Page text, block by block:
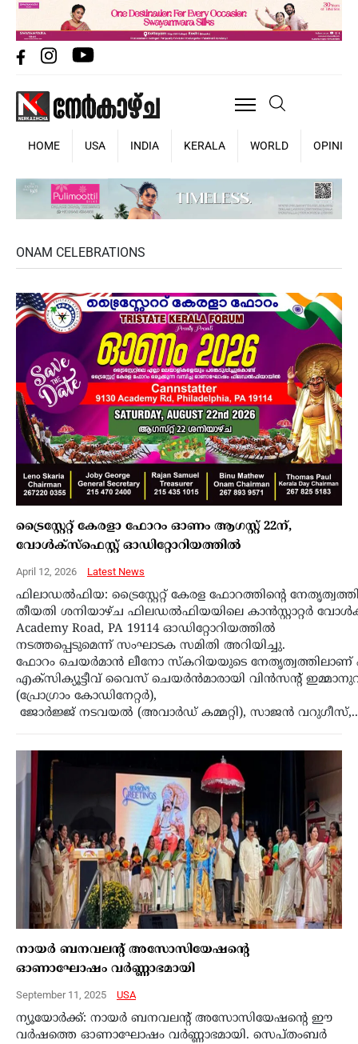
HOME USA INDIA KERALA WORLD OPINION
ONAM CELEBRATIONS
ട്രൈസ്റ്റേറ്റ് കേരളാ ഫോറം ഓണം ആഗസ്റ്റ് 22ന്,
വോൾക്സ്ഫെസ്റ്റ് ഓഡിറ്റോറിയത്തിൽ
April 12, 2026 Latest News
ഫിലാഡൽഫിയ: ട്രൈസ്റ്റേറ്റ് കേരള ഫോറത്തിന്റെ
തീയതി ശനിയാഴ്ച ഫിലഡൽഫിയയിലെ കാൻസ്റ്റാറ്റർ
Academy Road, PA 19114 ഓഡിറ്റോറിയത്തിൽ
നടത്തപ്പെടുമെന്ന് സംഘാടക സമിതി അറിയിച്ചു.
ഫോറം ചെയർമാൻ ലീനോ സ്കറിയയുടെ നേതൃത്വത്തിലാണ്
എക്‌സിക്യൂട്ടീവ് വൈസ് ചെയര്‍ന്‍മാരായി വിന്‍സന്റ്
(പ്രോഗ്രാം കോഡിനേറ്റര്‍),
ജോര്‍ജ്ജ് നടവയല്‍ (അവാര്‍ഡ് കമ്മറ്റി), സാജന്‍
നായർ ബനവലന്റ് അസോസിയേഷന്റെ
ഓണാഘോഷം വര്‍ണ്ണാഭമായി
September 11, 2025 USA
ന്യൂയോർക്ക്: നായർ ബനവലന്റ് അസോസിയേഷന്റെ ഈ
വര്‍ഷത്തെ ഓണാഘോഷം വര്‍ണ്ണാഭമായി. സെപ്തംബർ